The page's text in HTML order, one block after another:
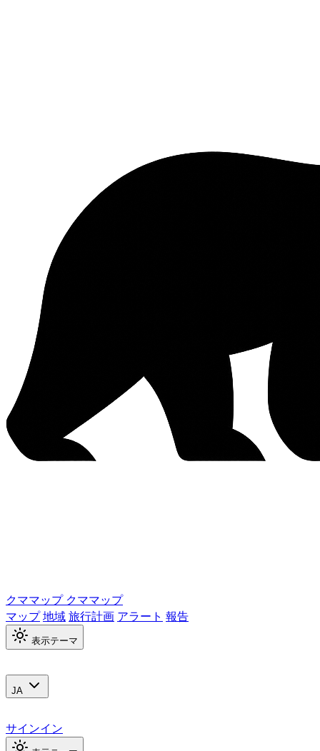
クママップ クママップ
マップ地域旅行計画 アラート 報告
表示テーマ
JA
サインイン